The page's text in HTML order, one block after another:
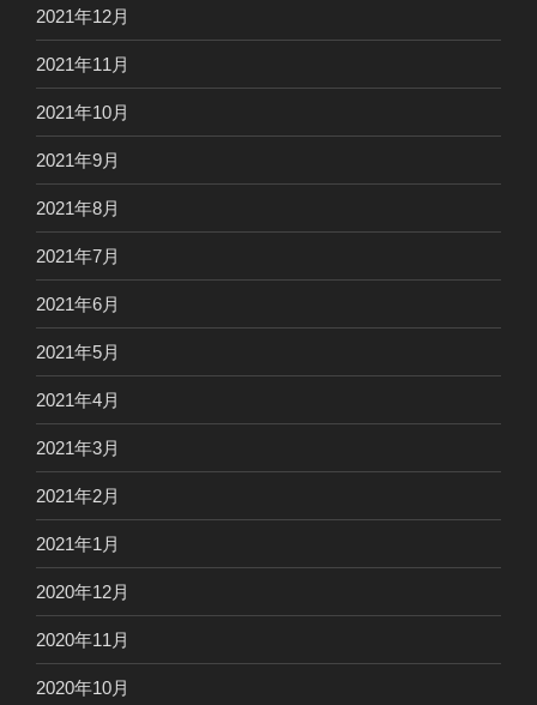
2021年12月
2021年11月
2021年10月
2021年9月
2021年8月
2021年7月
2021年6月
2021年5月
2021年4月
2021年3月
2021年2月
2021年1月
2020年12月
2020年11月
2020年10月